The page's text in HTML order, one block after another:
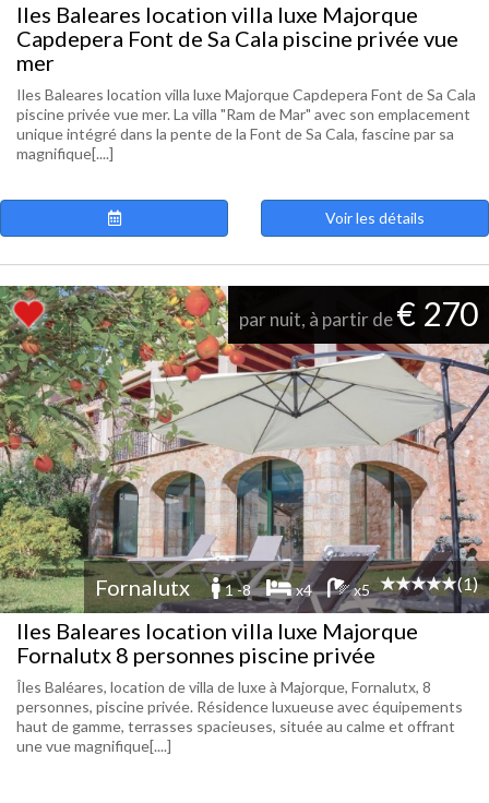
Iles Baleares location villa luxe Majorque
Capdepera Font de Sa Cala piscine privée vue
mer
Iles Baleares location villa luxe Majorque Capdepera Font de Sa Cala
piscine privée vue mer. La villa "Ram de Mar" avec son emplacement
unique intégré dans la pente de la Font de Sa Cala, fascine par sa
magnifique[....]
Voir les détails
par nuit, à partir de€ 270
Fornalutx 1 -8 x4 x5 (1)
Iles Baleares location villa luxe Majorque
Fornalutx 8 personnes piscine privée
Îles Baléares, location de villa de luxe à Majorque, Fornalutx, 8
personnes, piscine privée. Résidence luxueuse avec équipements
haut de gamme, terrasses spacieuses, située au calme et offrant
une vue magnifique[....]